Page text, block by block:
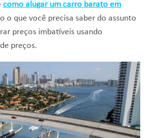
como alugar um carro barato em
o que você precisa saber do assunto
preços imbatíveis usando
preços.